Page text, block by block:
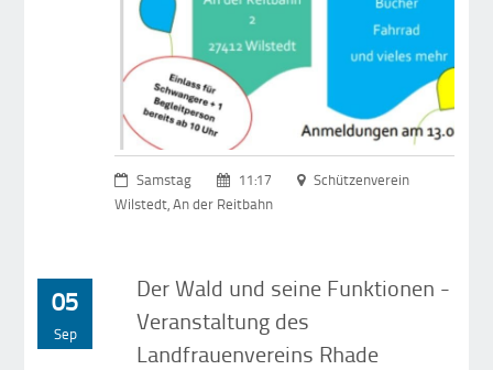
Samstag 11:17
Schützenverein
Wilstedt, An der Reitbahn
05
Sep
Der Wald und seine Funktionen -
Veranstaltung des
Landfrauenvereins Rhade